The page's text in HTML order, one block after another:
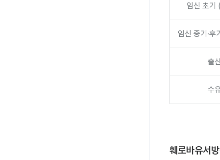
임신 초기
임신 중기·
출
수
훼로바유서